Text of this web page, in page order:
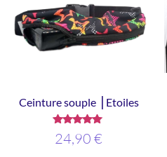
Ceinture souple ⎥ Etoiles
Note
5.00
24,90 €